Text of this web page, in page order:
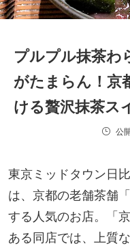
プルプル抹茶わ
がたまらん！京
ける贅沢抹茶ス
公
東京ミッドタウン日
は、京都の老舗茶舗
する人気のお店。「
ある同店では、上質